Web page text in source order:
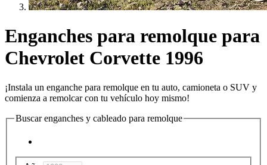
Enganches para remolque para
Chevrolet Corvette 1996
¡Instala un enganche para remolque en tu auto, camioneta o SUV y
comienza a remolcar con tu vehículo hoy mismo!
Buscar enganches y cableado para remolque